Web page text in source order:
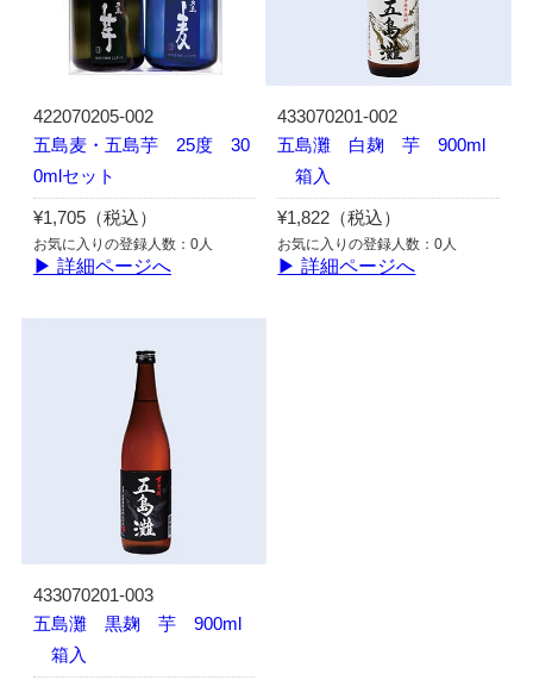
422070205-002
五島麦・五島芋 25度 30
0mlセット
¥1,705（税込）
お気に入りの登録人数：0人
▶ 詳細ページへ
433070201-002
五島灘 白麹 芋 900ml
箱入
¥1,822（税込）
お気に入りの登録人数：0人
▶ 詳細ページへ
433070201-003
五島灘 黒麹 芋 900ml
箱入